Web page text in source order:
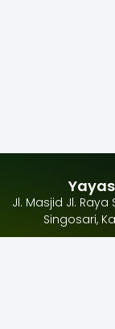
Jl. Masjid Jl.
Singosari,